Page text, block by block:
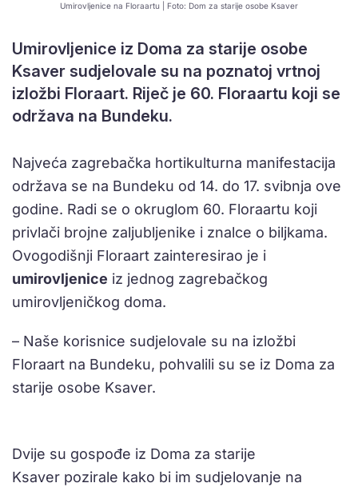
Umirovljenice na Floraartu | Foto: Dom za starije osobe Ksaver
Umirovljenice iz Doma za starije osobe
Ksaver sudjelovale su na poznatoj vrtnoj
izložbi Floraart. Riječ je 60. Floraartu koji se
održava na Bundeku.
Najveća zagrebačka hortikulturna manifestacija
održava se na Bundeku od 14. do 17. svibnja ove
godine. Radi se o okruglom 60. Floraartu koji
privlači brojne zaljubljenike i znalce o biljkama.
Ovogodišnji Floraart zainteresirao je i
umirovljenice iz jednog zagrebačkog
umirovljeničkog doma.
– Naše korisnice sudjelovale su na izložbi
Floraart na Bundeku, pohvalili su se iz Doma za
starije osobe Ksaver.
Dvije su gospođe iz Doma za starije
Ksaver pozirale kako bi im sudjelovanje na